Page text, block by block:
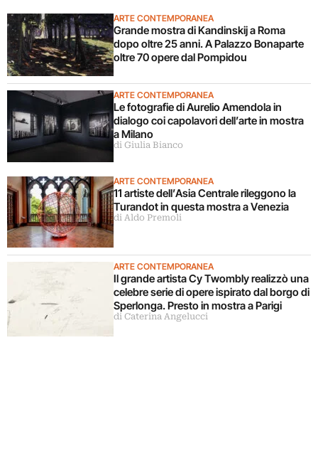
ARTE CONTEMPORANEA
Grande mostra di Kandinskij a Roma
dopo oltre 25 anni. A Palazzo Bonaparte
oltre 70 opere dal Pompidou
ARTE CONTEMPORANEA
Le fotografie di Aurelio Amendola in
dialogo coi capolavori dell’arte in mostra
a Milano
di Giulia Bianco
ARTE CONTEMPORANEA
11 artiste dell’Asia Centrale rileggono la
Turandot in questa mostra a Venezia
di Aldo Premoli
ARTE CONTEMPORANEA
Il grande artista Cy Twombly realizzò una
celebre serie di opere ispirato dal borgo di
Sperlonga. Presto in mostra a Parigi
di Caterina Angelucci